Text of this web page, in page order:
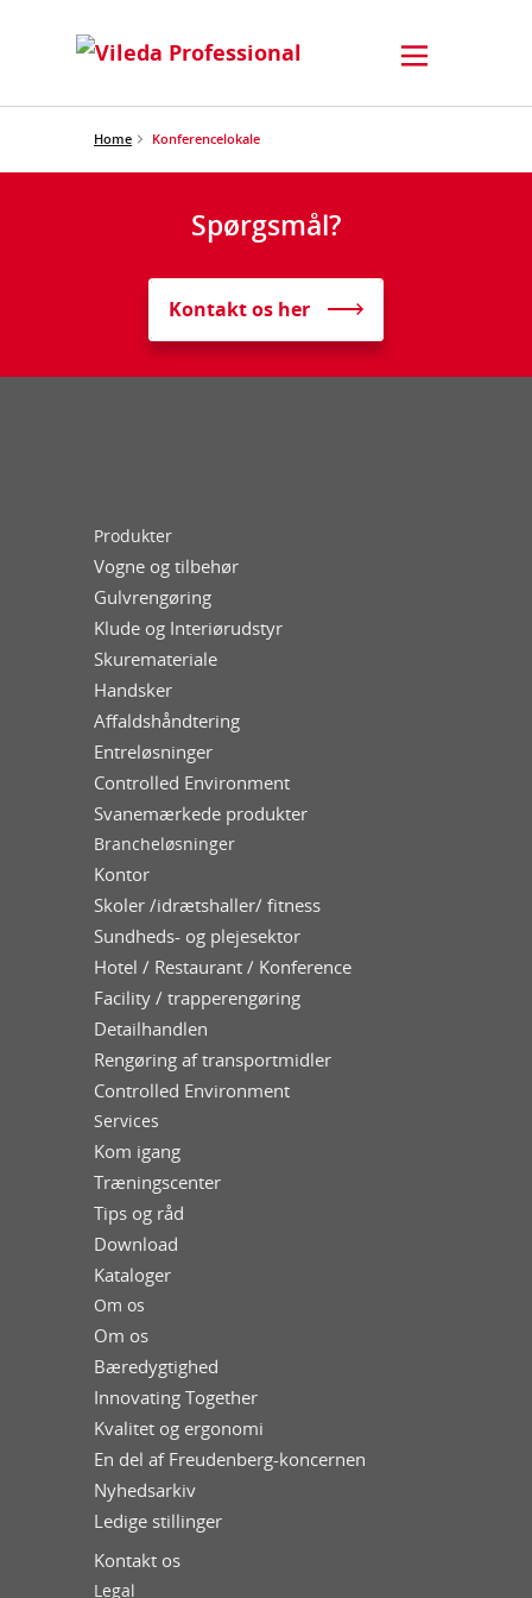
Home Konferencelokale
Spørgsmål?
Kontakt os her
Produkter
Vogne og tilbehør
Gulvrengøring
Klude og Interiørudstyr
Skuremateriale
Handsker
Affaldshåndtering
Entreløsninger
Controlled Environment
Svanemærkede produkter
Brancheløsninger
Kontor
Skoler /idrætshaller/ fitness
Sundheds- og plejesektor
Hotel / Restaurant / Konference
Facility / trapperengøring
Detailhandlen
Rengøring af transportmidler
Controlled Environment
Services
Kom igang
Træningscenter
Tips og råd
Download
Kataloger
Om os
Om os
Bæredygtighed
Innovating Together
Kvalitet og ergonomi
En del af Freudenberg-koncernen
Nyhedsarkiv
Ledige stillinger
Kontakt os
Legal